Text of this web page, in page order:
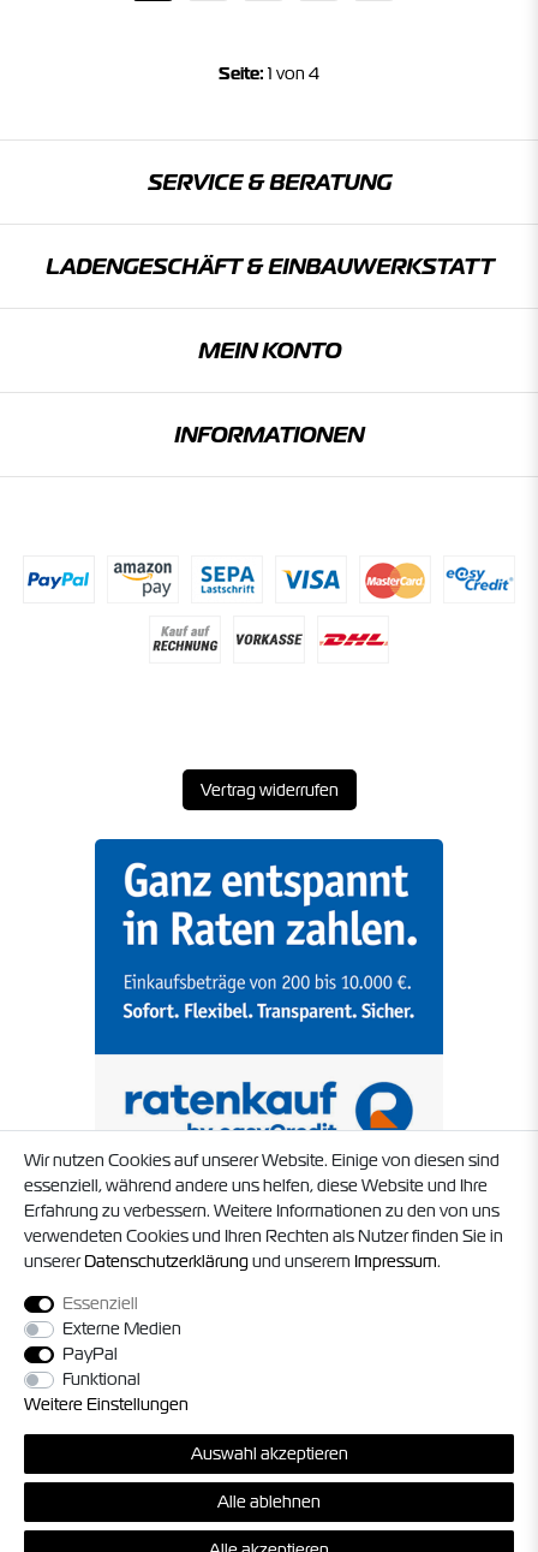
Seite: 1 von 4
SERVICE & BERATUNG
LADENGESCHÄFT & EINBAU­WERKSTATT
MEIN KONTO
INFORMATIONEN
Vertrag widerrufen
© 2026 Timo Struck und Jörg Militzer GbR. Alle Rechte vorbehalten. Alle
Preise inkl. gesetzl. MwSt. zzgl.Versandkosten
angegeben.
*Gilt nur für Lieferungen innerhalb Deutschland, die Versandkosten für
Wir nutzen Cookies auf unserer Website. Einige von diesen sind
essenziell, während andere uns helfen, diese Website und Ihre
Erfahrung zu verbessern. Weitere Informationen zu den von uns
verwendeten Cookies und Ihren Rechten als Nutzer finden Sie in
unsererDaten­schutz­erklärungund unserem Impressum.
Essenziell
Externe Medien
PayPal
Funktional
Weitere Einstellungen
Auswahl akzeptieren
Alle ablehnen